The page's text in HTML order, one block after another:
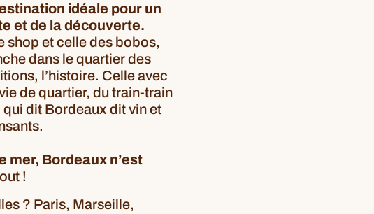
idéale pour un
et de la découverte.
shop et celle des bobos,
dans le quartier des
l’histoire. Celle avec
de quartier, du train-train
dit Bordeaux dit vin et
mer, Bordeaux n’est
!
? Paris, Marseille,